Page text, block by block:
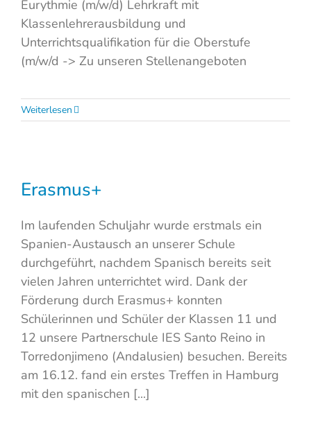
Eurythmie (m/w/d) Lehrkraft mit
Klassenlehrerausbildung und
Unterrichtsqualifikation für die Oberstufe
(m/w/d -> Zu unseren Stellenangeboten
Weiterlesen
Erasmus+
Im laufenden Schuljahr wurde erstmals ein
Spanien-Austausch an unserer Schule
durchgeführt, nachdem Spanisch bereits seit
vielen Jahren unterrichtet wird. Dank der
Förderung durch Erasmus+ konnten
Schülerinnen und Schüler der Klassen 11 und
12 unsere Partnerschule IES Santo Reino in
Torredonjimeno (Andalusien) besuchen. Bereits
am 16.12. fand ein erstes Treffen in Hamburg
mit den spanischen [...]